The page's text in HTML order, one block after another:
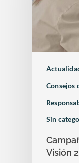
Consejos
Sin
Visión